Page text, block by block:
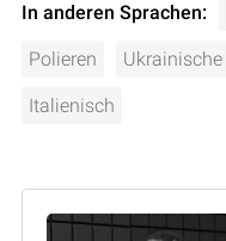
In anderen Sprachen:
Polieren Ukrainische
Italienisch